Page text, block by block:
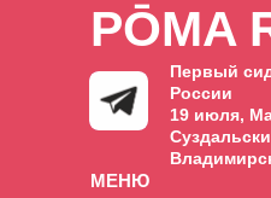
МЕНЮ
Первый
России
19 июля,
PŌMA